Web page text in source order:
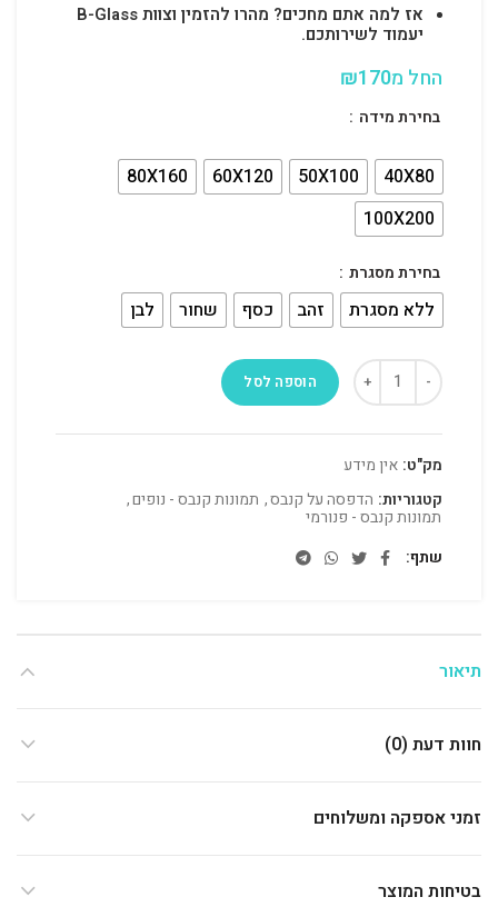
אז למה אתם מחכים? מהרו להזמין וצוות B-Glass
יעמוד לשירותכם.
החל מ ₪170
בחירת מידה
40X80
50X100
60X120
80X160
100X200
בחירת מסגרת
ללא מסגרת זהב כסף שחור לבן
הוספה לסל
מק"ט: אין מידע
קטגוריות: הדפסה על קנבס, תמונות קנבס - נופים,
תמונות קנבס - פנורמי
שתף
תיאור
חוות דעת (0)
זמני אספקה ומשלוחים
בטיחות המוצר